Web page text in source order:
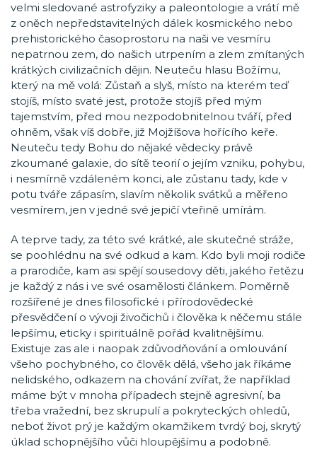
velmi sledované astrofyziky a paleontologie a vrátí mě
z oněch nepředstavitelných dálek kosmického nebo
prehistorického časoprostoru na naši ve vesmíru
nepatrnou zem, do našich utrpením a zlem zmítaných
krátkých civilizačních dějin. Neuteču hlasu Božímu,
který na mě volá: Zůstaň a slyš, místo na kterém teď
stojíš, místo svaté jest, protože stojíš před mým
tajemstvím, před mou nezpodobnitelnou tváří, před
ohněm, však víš dobře, již Mojžíšova hořícího keře.
Neuteču tedy Bohu do nějaké vědecky právě
zkoumané galaxie, do sítě teorií o jejím vzniku, pohybu,
i nesmírně vzdáleném konci, ale zůstanu tady, kde v
potu tváře zápasím, slavím několik svátků a měřeno
vesmírem, jen v jedné své jepičí vteřině umírám.
A teprve tady, za této své krátké, ale skutečné stráže,
se poohlédnu na své odkud a kam. Kdo byli moji rodiče
a prarodiče, kam asi spějí sousedovy děti, jakého řetězu
je každý z nás i ve své osamělosti článkem. Poměrně
rozšířené je dnes filosofické i přírodovědecké
přesvědčení o vývoji živočichů i člověka k něčemu stále
lepšímu, eticky i spirituálně pořád kvalitnějšímu.
Existuje zas ale i naopak zdůvodňování a omlouvání
všeho pochybného, co člověk dělá, všeho jak říkáme
nelidského, odkazem na chování zvířat, že například
máme být v mnoha případech stejně agresivní, ba
třeba vražední, bez skrupulí a pokryteckých ohledů,
neboť život prý je každým okamžikem tvrdý boj, skrytý
úklad schopnějšího vůči hloupějšímu a podobně.